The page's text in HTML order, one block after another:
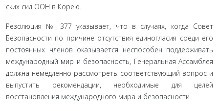
ских сил ООН в Корею.
Резолюция № 377 указывает, что в случаях, когда Совет
Безопасности по причине отсутствия единогласия среди его
постоянных членов оказывается неспособен поддерживать
международный мир и безопасность, Генеральная Ассам­блея
должна немедленно рассмотреть соответствующий во­прос и
выпустить рекомендации, необходимые для целей
восстановления международного мира и безопасности.